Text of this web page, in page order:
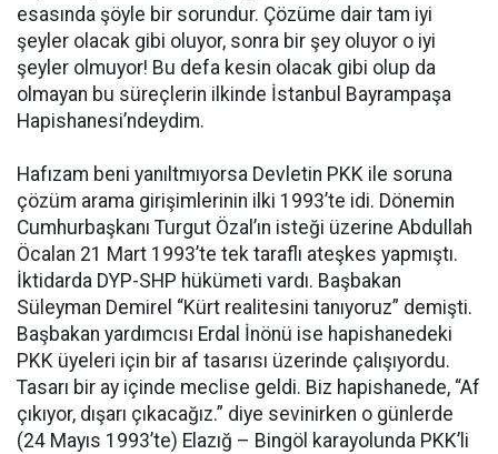
esasında şöyle bir sorundur. Çözüme dair tam iyi
şeyler olacak gibi oluyor, sonra bir şey oluyor o iyi
şeyler olmuyor! Bu defa kesin olacak gibi olup da
olmayan bu süreçlerin ilkinde İstanbul Bayrampaşa
Hapishanesi’ndeydim.
Hafızam beni yanıltmıyorsa Devletin PKK ile soruna
çözüm arama girişimlerinin ilki 1993’te idi. Dönemin
Cumhurbaşkanı Turgut Özal’ın isteği üzerine Abdullah
Öcalan 21 Mart 1993’te tek taraflı ateşkes yapmıştı.
İktidarda DYP-SHP hükümeti vardı. Başbakan
Süleyman Demirel “Kürt realitesini tanıyoruz” demişti.
Başbakan yardımcısı Erdal İnönü ise hapishanedeki
PKK üyeleri için bir af tasarısı üzerinde çalışıyordu.
Tasarı bir ay içinde meclise geldi. Biz hapishanede, “Af
çıkıyor, dışarı çıkacağız.” diye sevinirken o günlerde
(24 Mayıs 1993’te) Elazığ – Bingöl karayolunda PKK’li